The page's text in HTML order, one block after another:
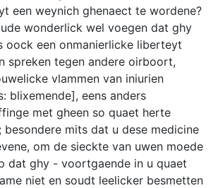
een weynich ghenaect te wordene?
wonderlick wel voegen dat ghy
oock een onmanierlicke liberteyt
spreken tegen andere oirboort,
vlammen van iniurien
blixemende], eens anders
met gheen so quaet herte
besondere mits dat u dese medicine
om de sieckte van uwen moede
dat ghy - voortgaende in u quaet
niet en soudt leelicker besmetten